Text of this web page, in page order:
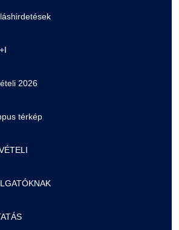
2026
térkép
rendszer szabályai